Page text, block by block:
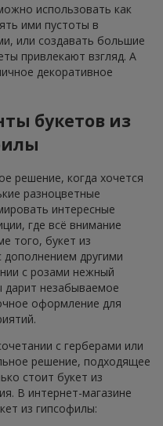
использовать как
ими пустоты в
или создавать большие
привлекают взгляд. А
декоративное
букетов из
решение, когда хочется
разноцветные
интересные
где всё внимание
того, букет из
другими
с розами нежный
дарит незабываемое
оформление для
с герберами или
решение, подходящее
стоит букет из
В интернет-магазине
из гипсофилы: